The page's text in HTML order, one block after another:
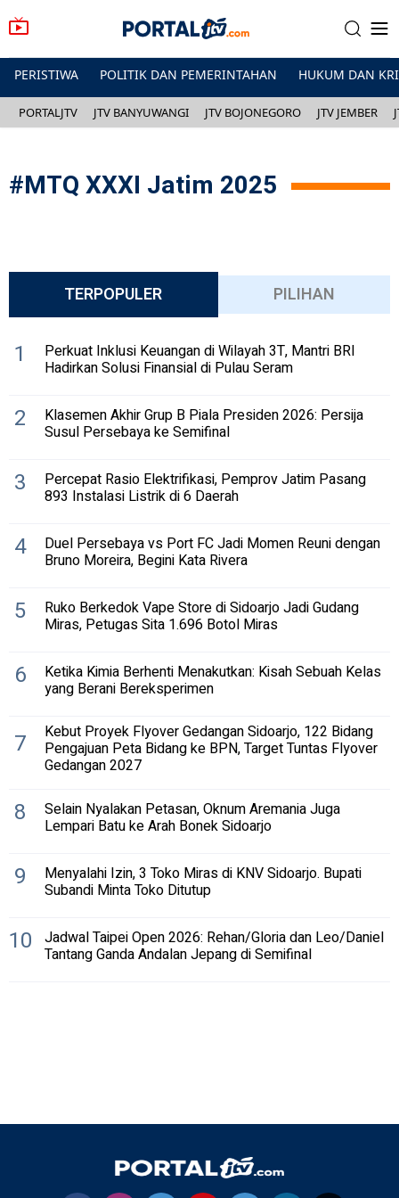
PERISTIWA POLITIK DAN PEMERINTAHAN HUKUM DAN
PORTALJTV JTV BANYUWANGI JTV BOJONEGORO JTV JEMBER
#MTQ XXXI Jatim 2025
TERPOPULER PILIHAN
1 Perkuat Inklusi Keuangan di Wilayah 3T, Mantri BRI
Hadirkan Solusi Finansial di Pulau Seram
2 Klasemen Akhir Grup B Piala Presiden 2026: Persija
Susul Persebaya ke Semifinal
3 Percepat Rasio Elektrifikasi, Pemprov Jatim Pasang
893 Instalasi Listrik di 6 Daerah
4 Duel Persebaya vs Port FC Jadi Momen Reuni dengan
Bruno Moreira, Begini Kata Rivera
5 Ruko Berkedok Vape Store di Sidoarjo Jadi Gudang
Miras, Petugas Sita 1.696 Botol Miras
6 Ketika Kimia Berhenti Menakutkan: Kisah Sebuah Kelas
yang Berani Bereksperimen
7 Kebut Proyek Flyover Gedangan Sidoarjo, 122 Bidang
Pengajuan Peta Bidang ke BPN, Target Tuntas Flyover
Gedangan 2027
8 Selain Nyalakan Petasan, Oknum Aremania Juga
Lempari Batu ke Arah Bonek Sidoarjo
9 Menyalahi Izin, 3 Toko Miras di KNV Sidoarjo. Bupati
Subandi Minta Toko Ditutup
10 Jadwal Taipei Open 2026: Rehan/Gloria dan Leo/Daniel
Tantang Ganda Andalan Jepang di Semifinal